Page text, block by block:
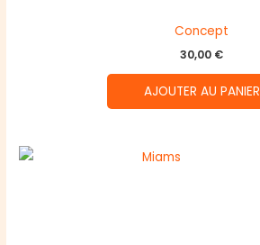
Concept
30,00 €
AJOUTER AU PANIER